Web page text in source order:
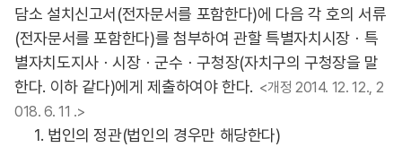
담소 설치신고서(전자문서를 포함한다)에 다음 각 호의 서류
(전자문서를 포함한다)를 첨부하여 관할 특별자치시장ㆍ특
별자치도지사ㆍ시장ㆍ군수ㆍ구청장(자치구의 구청장을 말
한다. 이하 같다)에게 제출하여야 한다. <개정 2014. 12. 12., 2
018. 6. 11 .>
1. 법인의 정관(법인의 경우만 해당한다)